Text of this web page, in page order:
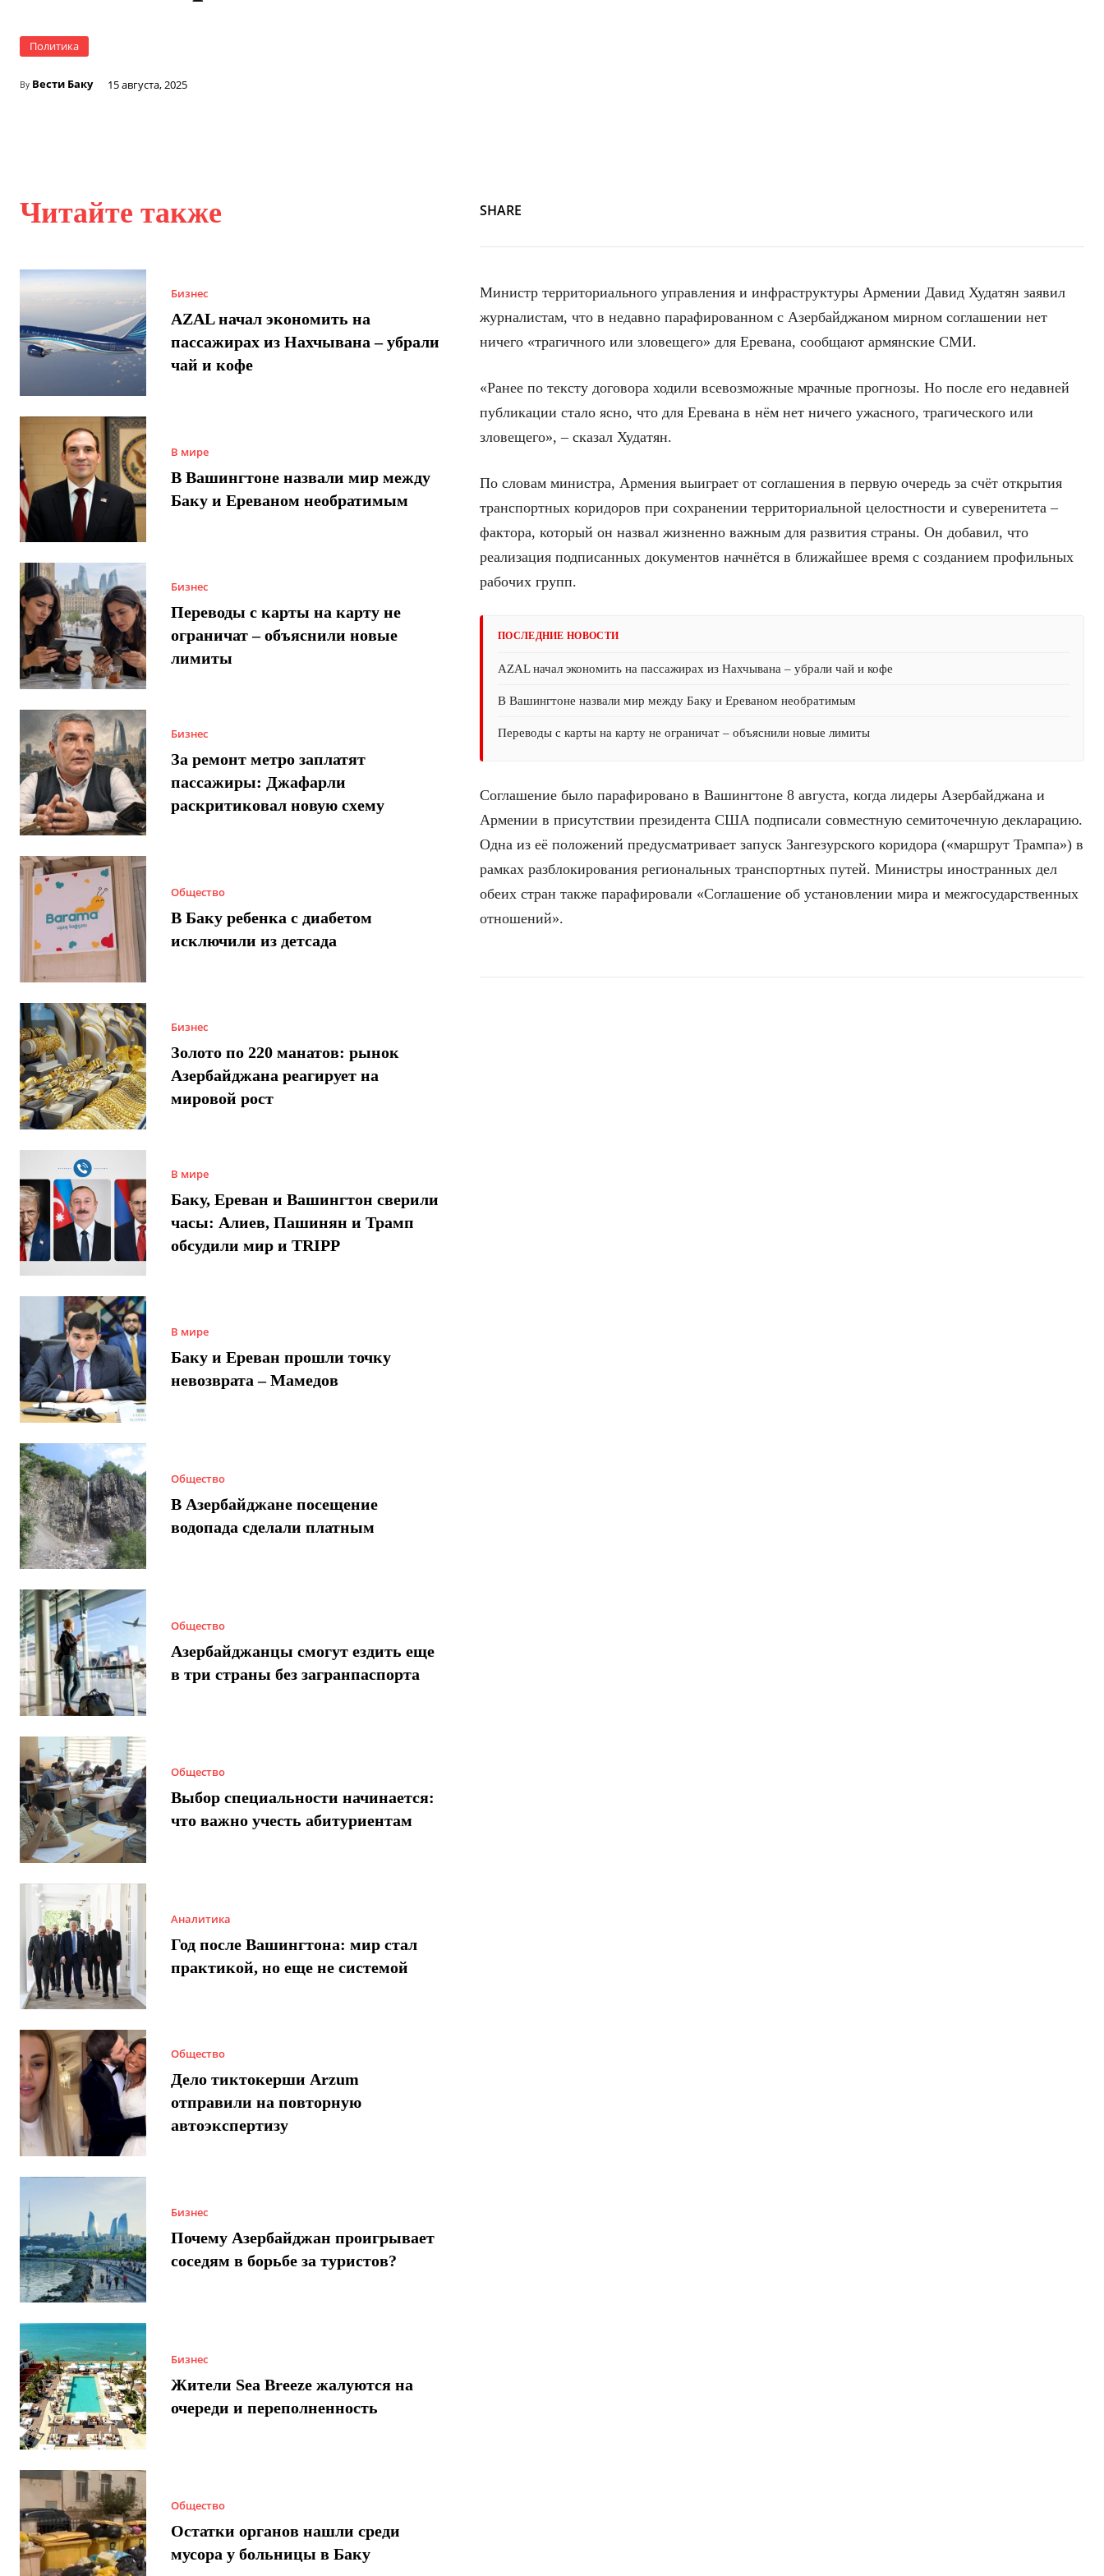
Политика
By Вести Баку 15 августа, 2025
Читайте также
Бизнес
AZAL начал экономить на
пассажирах из Нахчывана – убрали
чай и кофе
В мире
В Вашингтоне назвали мир между
Баку и Ереваном необратимым
Бизнес
Переводы с карты на карту не
ограничат – объяснили новые
лимиты
Бизнес
За ремонт метро заплатят
пассажиры: Джафарли
раскритиковал новую схему
Общество
В Баку ребенка с диабетом
исключили из детсада
Бизнес
Золото по 220 манатов: рынок
Азербайджана реагирует на
мировой рост
В мире
Баку, Ереван и Вашингтон сверили
часы: Алиев, Пашинян и Трамп
обсудили мир и TRIPP
В мире
Баку и Ереван прошли точку
невозврата – Мамедов
Общество
В Азербайджане посещение
водопада сделали платным
Общество
Азербайджанцы смогут ездить еще
в три страны без загранпаспорта
Общество
Выбор специальности начинается:
что важно учесть абитуриентам
Аналитика
Год после Вашингтона: мир стал
практикой, но еще не системой
Общество
Дело тиктокерши Arzum
отправили на повторную
автоэкспертизу
Бизнес
Почему Азербайджан проигрывает
соседям в борьбе за туристов?
Бизнес
Жители Sea Breeze жалуются на
очереди и переполненность
Общество
Остатки органов нашли среди
мусора у больницы в Баку
SHARE
Министр территориального управления и инфраструктуры Армении Давид Худатян заявил
журналистам, что в недавно парафированном с Азербайджаном мирном соглашении нет
ничего «трагичного или зловещего» для Еревана, сообщают армянские СМИ.
«Ранее по тексту договора ходили всевозможные мрачные прогнозы. Но после его недавней
публикации стало ясно, что для Еревана в нём нет ничего ужасного, трагического или
зловещего», – сказал Худатян.
По словам министра, Армения выиграет от соглашения в первую очередь за счёт открытия
транспортных коридоров при сохранении территориальной целостности и суверенитета –
фактора, который он назвал жизненно важным для развития страны. Он добавил, что
реализация подписанных документов начнётся в ближайшее время с созданием профильных
рабочих групп.
ПОСЛЕДНИЕ НОВОСТИ
AZAL начал экономить на пассажирах из Нахчывана – убрали чай и кофе
В Вашингтоне назвали мир между Баку и Ереваном необратимым
Переводы с карты на карту не ограничат – объяснили новые лимиты
Соглашение было парафировано в Вашингтоне 8 августа, когда лидеры Азербайджана и
Армении в присутствии президента США подписали совместную семиточечную декларацию.
Одна из её положений предусматривает запуск Зангезурского коридора («маршрут Трампа») в
рамках разблокирования региональных транспортных путей. Министры иностранных дел
обеих стран также парафировали «Соглашение об установлении мира и межгосударственных
отношений».